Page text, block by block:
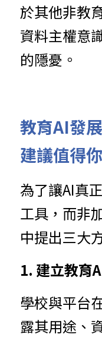
於其他非教
資料主權意
的隱憂。
教育AI發
建議值得
為了讓AI真
工具，而非
中提出三大
1. 建立教育
學校與平台
露其用途、